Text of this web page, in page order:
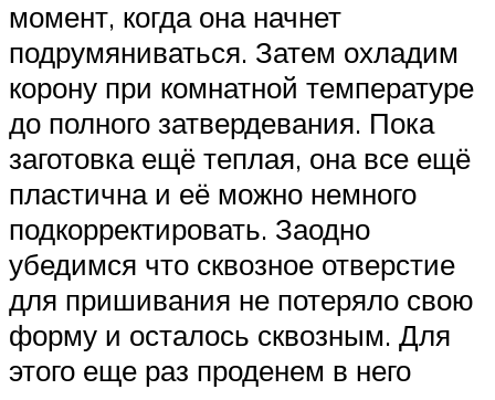
момент, когда она начнет
подрумяниваться. Затем охладим
корону при комнатной температуре
до полного затвердевания. Пока
заготовка ещё теплая, она все ещё
пластична и её можно немного
подкорректировать. Заодно
убедимся что сквозное отверстие
для пришивания не потеряло свою
форму и осталось сквозным. Для
этого еще раз проденем в него